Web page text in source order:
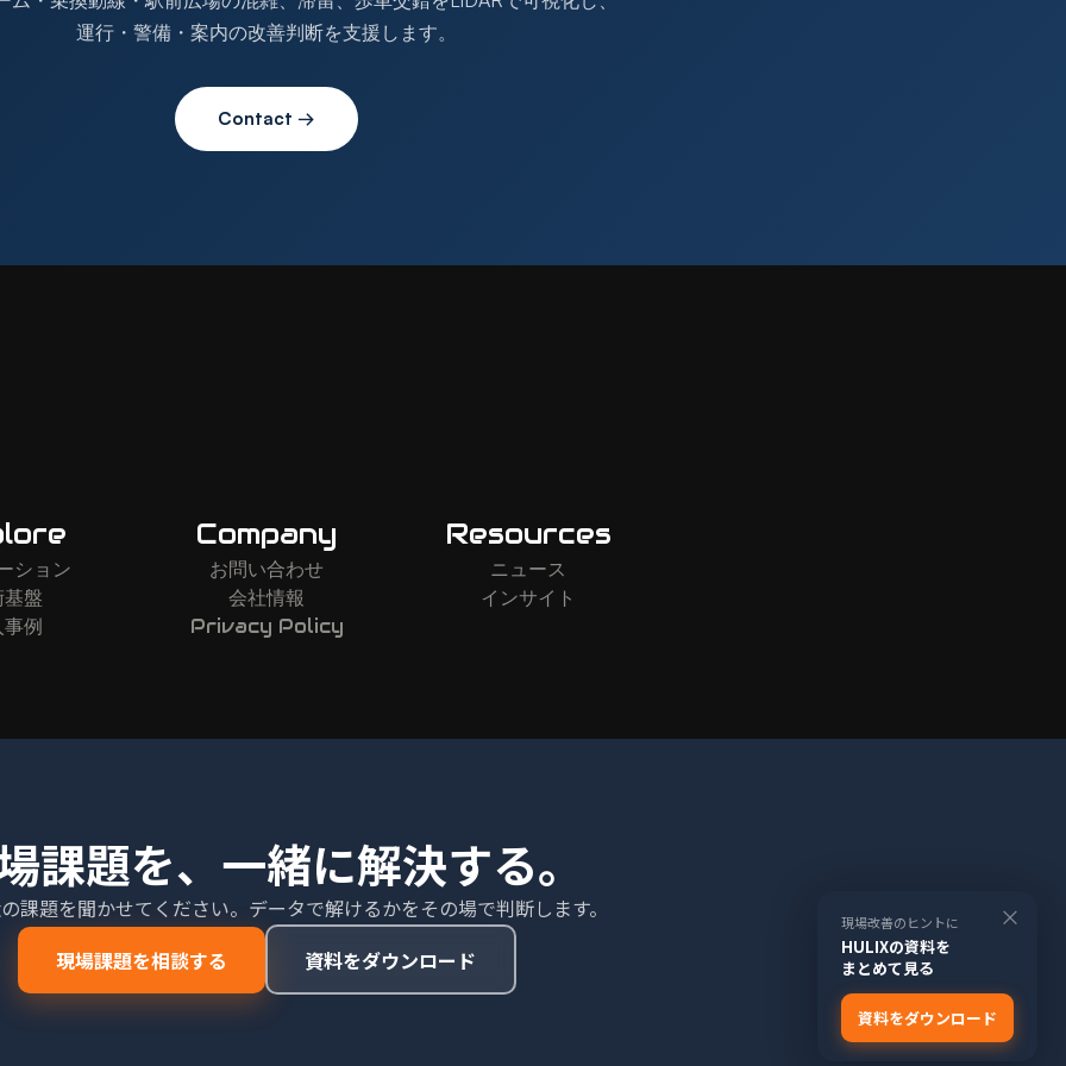
運行・警備・案内の改善判断を支援します。
Contact →
ション
盤
例
Company
お問い合わせ
会社情報
Privacy Policy
Resources
ニュース
インサイト
課題を、一緒に解決する。
課題を聞かせてください。データで解けるかをその場で判断します。
現場課題を相談する
資料をダウンロード
×
現場改善のヒントに
HULIXの資料を
まとめて見る
資料をダウンロード